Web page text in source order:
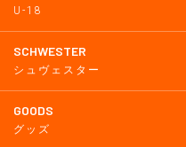
U-18
SCHWESTER
シュヴェスター
GOODS
グッズ